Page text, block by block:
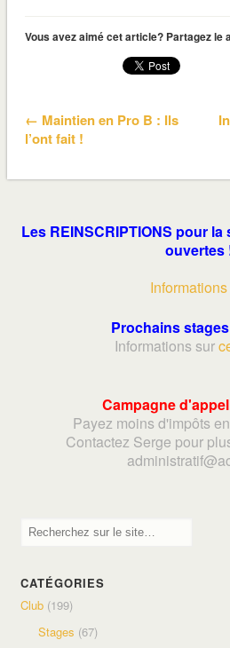
Vous avez aimé cet article? Partagez le
← Maintien en Pro B : Ils
l’ont fait !
Les REINSCRIPTIONS pour
ouvertes
Prochains
Informations sur
Campagne
Payez moins d'impôts
Contactez Serge pour
adminis
CATÉGORIES
Club (199)
Stages (67)